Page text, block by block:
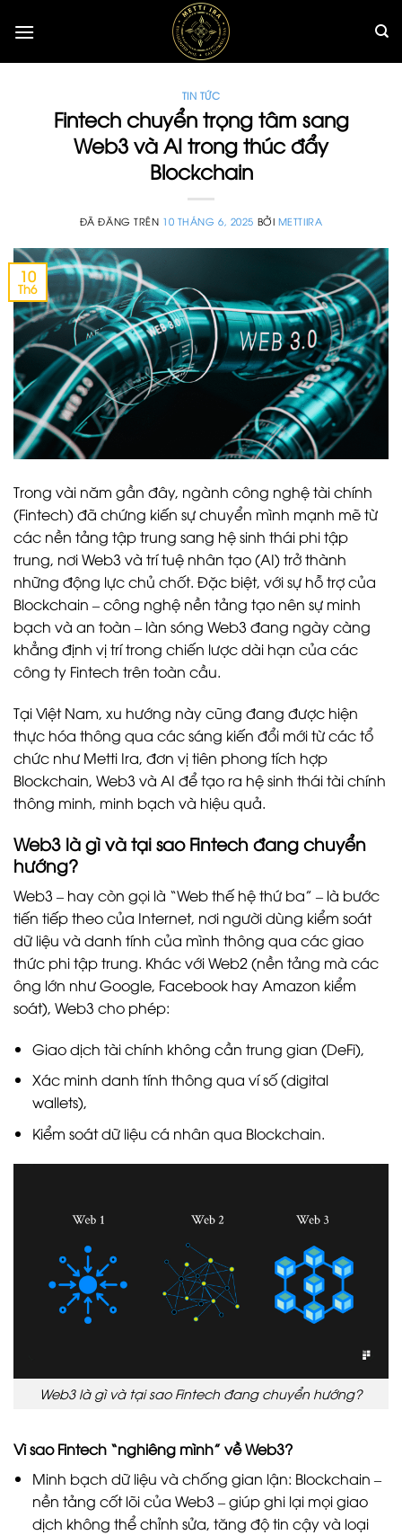
đến
TIN TỨC
Fintech chuyển trọng tâm sang
Web3 và AI trong thúc đẩy
Blockchain
ĐÃ ĐĂNG TRÊN 10 THÁNG 6, 2025 BỞI METTIIRA
10
Th6
Trong vài năm gần đây, ngành công nghệ tài chính
(Fintech) đã chứng kiến sự chuyển mình mạnh mẽ từ
các nền tảng tập trung sang hệ sinh thái phi tập
trung, nơi Web3 và trí tuệ nhân tạo (AI) trở thành
những động lực chủ chốt. Đặc biệt, với sự hỗ trợ của
Blockchain – công nghệ nền tảng tạo nên sự minh
bạch và an toàn – làn sóng Web3 đang ngày càng
khẳng định vị trí trong chiến lược dài hạn của các
công ty Fintech trên toàn cầu.
Tại Việt Nam, xu hướng này cũng đang được hiện
thực hóa thông qua các sáng kiến đổi mới từ các tổ
chức như Metti Ira, đơn vị tiên phong tích hợp
Blockchain, Web3 và AI để tạo ra hệ sinh thái tài chính
thông minh, minh bạch và hiệu quả.
Web3 là gì và tại sao Fintech đang chuyển
hướng?
Web3 – hay còn gọi là “Web thế hệ thứ ba” – là bước
tiến tiếp theo của Internet, nơi người dùng kiểm soát
dữ liệu và danh tính của mình thông qua các giao
thức phi tập trung. Khác với Web2 (nền tảng mà các
ông lớn như Google, Facebook hay Amazon kiểm
soát), Web3 cho phép:
Giao dịch tài chính không cần trung gian (DeFi),
Xác minh danh tính thông qua ví số (digital
wallets),
Kiểm soát dữ liệu cá nhân qua Blockchain.
Web3 là gì và tại sao Fintech đang chuyển hướng?
Vì sao Fintech “nghiêng mình” về Web3?
Minh bạch dữ liệu và chống gian lận: Blockchain –
nền tảng cốt lõi của Web3 – giúp ghi lại mọi giao
dịch không thể chỉnh sửa, tăng độ tin cậy và loại